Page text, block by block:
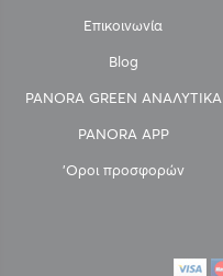
Επικοινωνία
Blog
PANORA GREEN ΑΝΑΛΥΤΙΚΑ
PANORA APP
'Οροι προσφορών